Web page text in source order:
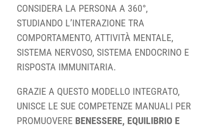
CONSIDERA LA PERSONA A 360°,
STUDIANDO L’INTERAZIONE TRA
COMPORTAMENTO, ATTIVITÀ MENTALE,
SISTEMA NERVOSO, SISTEMA ENDOCRINO E
RISPOSTA IMMUNITARIA.
GRAZIE A QUESTO MODELLO INTEGRATO,
UNISCE LE SUE COMPETENZE MANUALI PER
PROMUOVERE BENESSERE, EQUILIBRIO E